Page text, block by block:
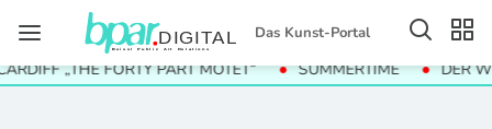
Das Kunst-Portal
„THE FORTY PART MOTET“ SUMMERTIME DER